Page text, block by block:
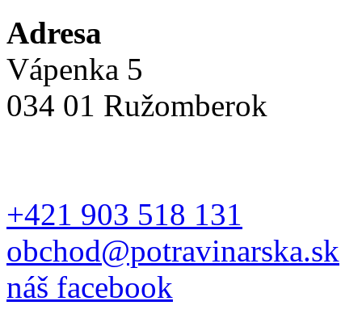
Adresa
Vápenka 5
034 01 Ružomberok
+421 903 518 131
obchod@potravinarska.sk
náš facebook